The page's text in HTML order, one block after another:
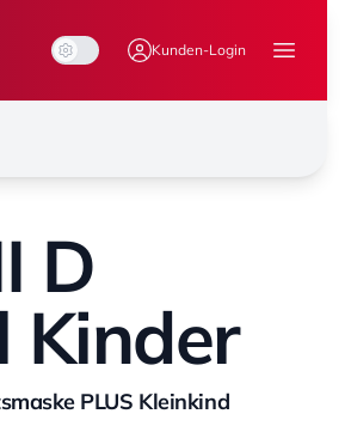
System Mode
Light Mode
Dark Mode Kunden-Login
Menü
D
Kinder
PLUS Kleinkind